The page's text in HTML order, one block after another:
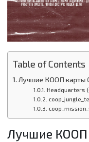
Table of Contents
Лучшие КООП карты
Headquarters
Лучшие КООП